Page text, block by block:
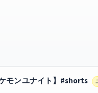
モンユナイト】#shorts